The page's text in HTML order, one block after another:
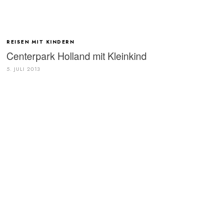
REISEN MIT KINDERN
Centerpark Holland mit Kleinkind
5. JULI 2013